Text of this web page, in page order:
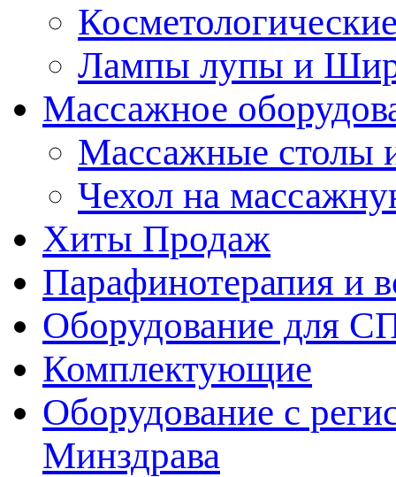
Лампы лупы и
Массажное
Массажные столы
Чехол на
Хиты Продаж
Парафинотерапия и
Оборудование для
Комплектующие
Оборудование с
Минздрава